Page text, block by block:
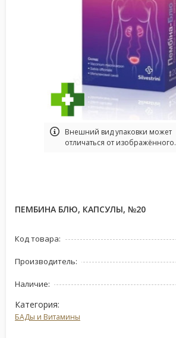
Bнешний вид упаковки может
отличаться от изображённого.
ПЕМБИНА БЛЮ, КАПСУЛЫ, №20
Код товара:
Производитель:
Наличие:
Категория:
БАДы и Витамины